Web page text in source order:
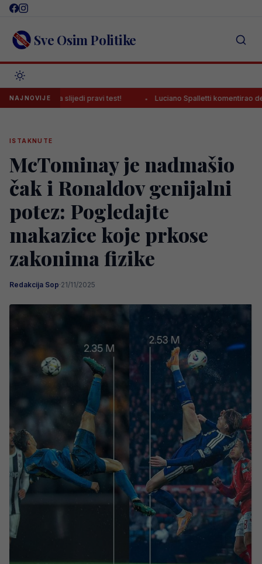
Skip
content Sve Osim Politike
NAJNOVIJE
sada slijedi pravi test! Luciano Spalletti komentirao debi
ISTAKNUTE
McTominay je nadmašio
čak i Ronaldov genijalni
potez: Pogledajte
makazice koje prkose
zakonima fizike
Redakcija Sop·21/11/2025